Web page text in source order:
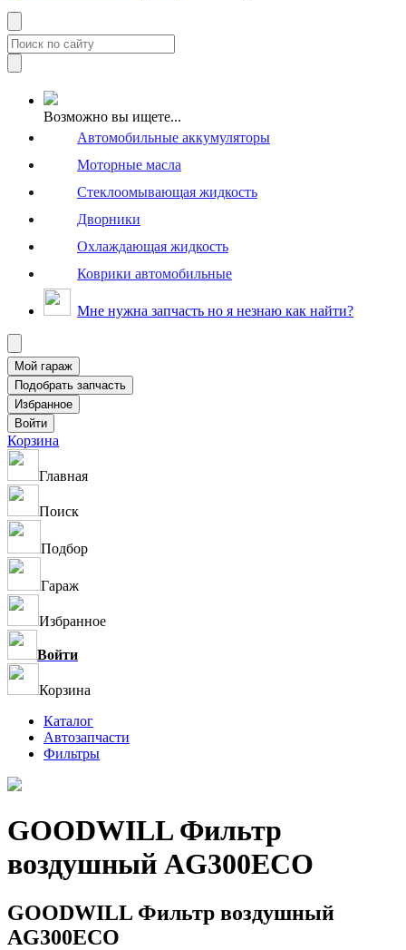
Возможно вы ищете...
Автомобильные аккумуляторы
Моторные масла
Стеклоомывающая жидкость
Дворники
Охлаждающая жидкость
Коврики автомобильные
Мне нужна запчасть но я незнаю как найти?
Корзина
Главная
Поиск
Подбор
Гараж
Избранное
Войти
Корзина
Каталог
Автозапчасти
Фильтры
GOODWILL Фильтр
воздушный AG300ECO
GOODWILL Фильтр воздушный
AG300ECO